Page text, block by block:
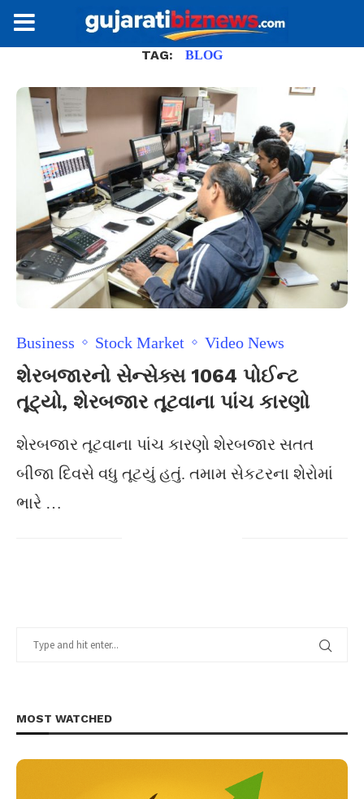
TAG: BLOG
Business Stock Market Video News
શેરબજારનો સેન્સેક્સ 1064 પોઈન્ટ
તૂટ્યો, શેરબજાર તૂટવાના પાંચ કારણો
શેરબજાર તૂટવાના પાંચ કારણો શેરબજાર સતત
બીજા દિવસે વધુ તૂટયું હતું. તમામ સેકટરના શેરોમાં
ભારે …
MOST WATCHED